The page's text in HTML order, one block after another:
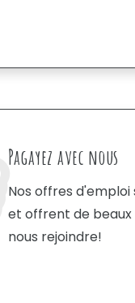
Pagayez avec nous
Nos offres d'emploi
et offrent de beaux
nous rejoindre!